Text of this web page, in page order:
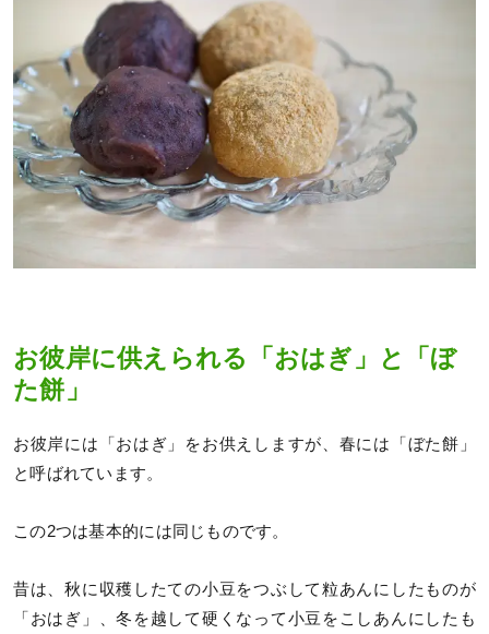
お彼岸に供えられる「おはぎ」と「ぼ
た餅」
お彼岸には「おはぎ」をお供えしますが、春には「ぼた餅」
と呼ばれています。
この2つは基本的には同じものです。
昔は、秋に収穫したての小豆をつぶして粒あんにしたものが
「おはぎ」、冬を越して硬くなって小豆をこしあんにしたも